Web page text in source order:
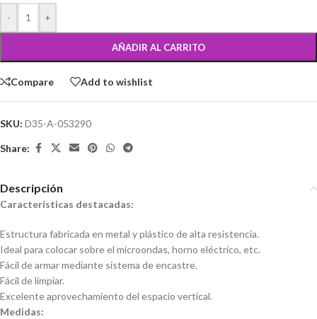
- +
AÑADIR AL CARRITO
Compare Add to wishlist
SKU: D35-A-053290
Share:
Descripción
Características destacadas:
Estructura fabricada en metal y plástico de alta resistencia.
Ideal para colocar sobre el microondas, horno eléctrico, etc.
Fácil de armar mediante sistema de encastre.
Fácil de limpiar.
Excelente aprovechamiento del espacio vertical.
Medidas: